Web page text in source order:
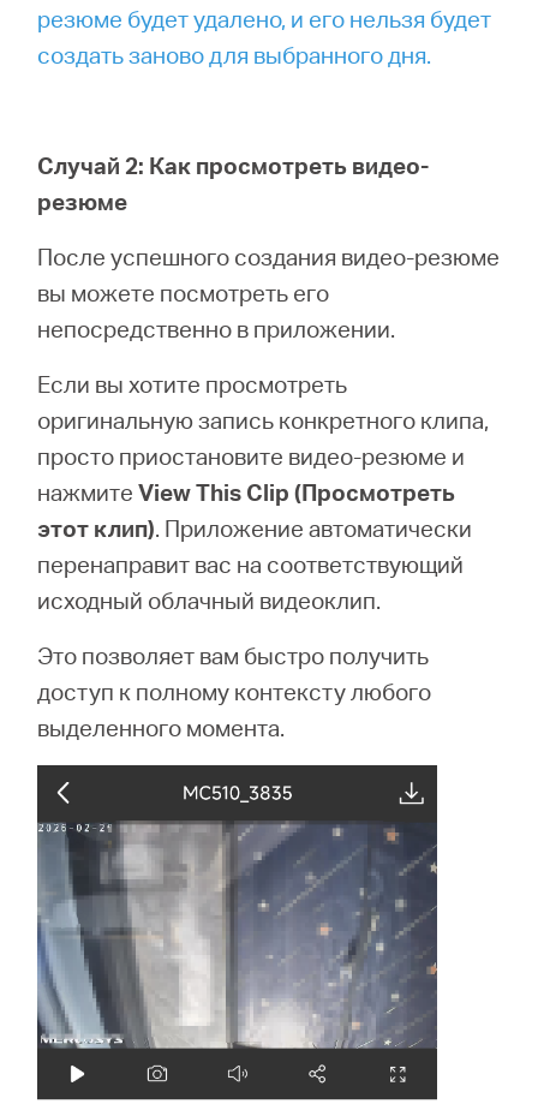
резюме будет удалено, и его нельзя будет
создать заново для выбранного дня.
Случай 2: Как просмотреть видео-
резюме
После успешного создания видео-резюме
вы можете посмотреть его
непосредственно в приложении.
Если вы хотите просмотреть
оригинальную запись конкретного клипа,
просто приостановите видео-резюме и
нажмитеView This Clip (Просмотреть
этот клип). Приложение автоматически
перенаправит вас на соответствующий
исходный облачный видеоклип.
Это позволяет вам быстро получить
доступ к полному контексту любого
выделенного момента.